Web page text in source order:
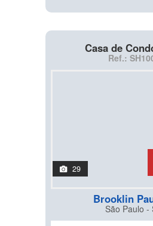
Casa de
Ref.:
29
Brooklin
São Paulo -